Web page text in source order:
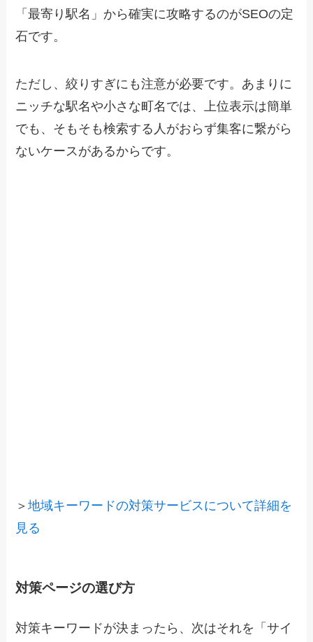
「最寄り駅名」から確実に攻略するのがSEOの定
石です。
ただし、絞りすぎにも注意が必要です。あまりに
ニッチな駅名や小さな町名では、上位表示は簡単
でも、そもそも検索する人がおらず集客に繋がら
ないケースがあるからです。
＞地域キーワードの対策サービスについて詳細を
見る
対策ページの選び方
対策キーワードが決まったら、次はそれを「サイ